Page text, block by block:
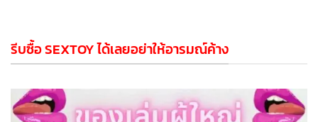
รีบซื้อ SEXTOY ได้เลยอย่าให้อารมณ์ค้าง